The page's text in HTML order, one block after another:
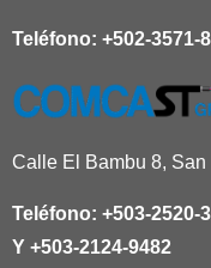
Teléfono: +502-3571-
Calle El Bambu 8,
Teléfono: +503-2520-
Y +503-2124-9482